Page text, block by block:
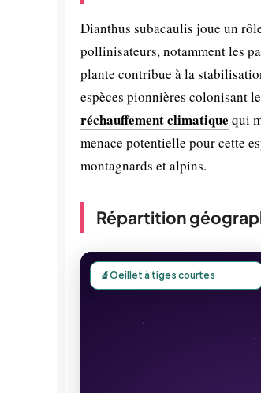
Dianthus subacaulis joue un
pollinisateurs, notamment les
plante contribue à la
espèces pionnières colonisant
réchauffement climatique qui
menace potentielle pour cette
montagnards et alpins.
Répartition